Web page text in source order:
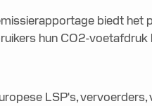
biedt
hun CO2-voetafdruk
LSP's,